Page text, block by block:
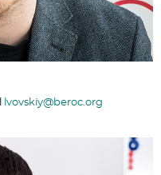
lvovskiy@beroc.org